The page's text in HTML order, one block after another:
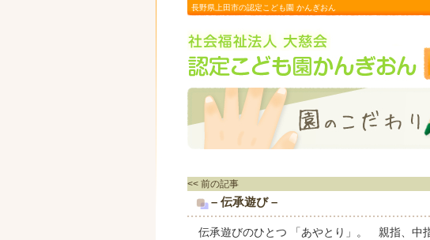
長野県上田市の認定こども園 かんぎおん
<< 前の記事
– 伝承遊び –
伝承遊びのひとつ 「あやとり」。 親指、中